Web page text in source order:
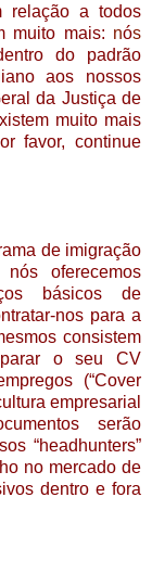
relação a todos
muito mais: nós
do padrão
aos nossos
da Justiça de
muito mais
favor, continue
de imigração
oferecemos
básicos de
nos para a
consistem
o seu CV
(“Cover
empresarial
serão
“headhunters”
no mercado de
dentro e fora